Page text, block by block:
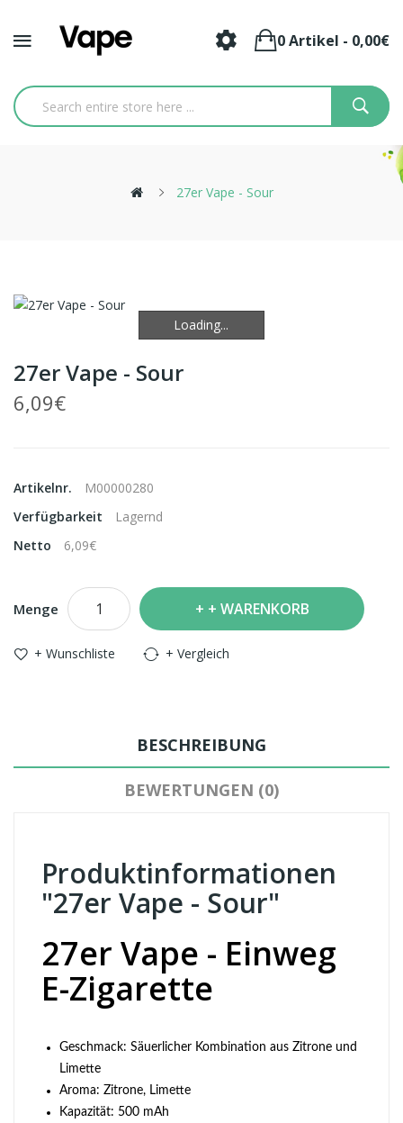
0 Artikel - 0,00€
27er Vape - Sour
Loading...
Loading...
27er Vape - Sour
6,09€
Artikelnr.
M00000280
Verfügbarkeit
Lagernd
Netto
6,09€
Menge + WARENKORB
+ Wunschliste + Vergleich
BESCHREIBUNG
BEWERTUNGEN (0)
Produktinformationen
"27er Vape - Sour"
27er Vape - Einweg
E-Zigarette
Geschmack: Säuerlicher Kombination aus Zitrone und
Limette
Aroma: Zitrone, Limette
Kapazität: 500 mAh